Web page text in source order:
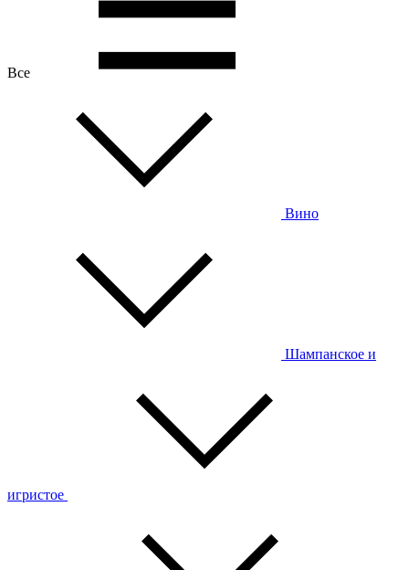
Все
Вино
Шампанское и
игристое